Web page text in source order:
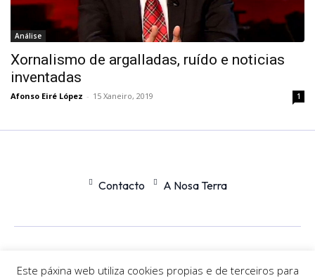
Análise
Xornalismo de argalladas, ruído e noticias
inventadas
Afonso Eiré López - 15 Xaneiro, 2019 1
Contacto A Nosa Terra
OfficeNexus
Este páxina web utiliza cookies propias e de terceiros para